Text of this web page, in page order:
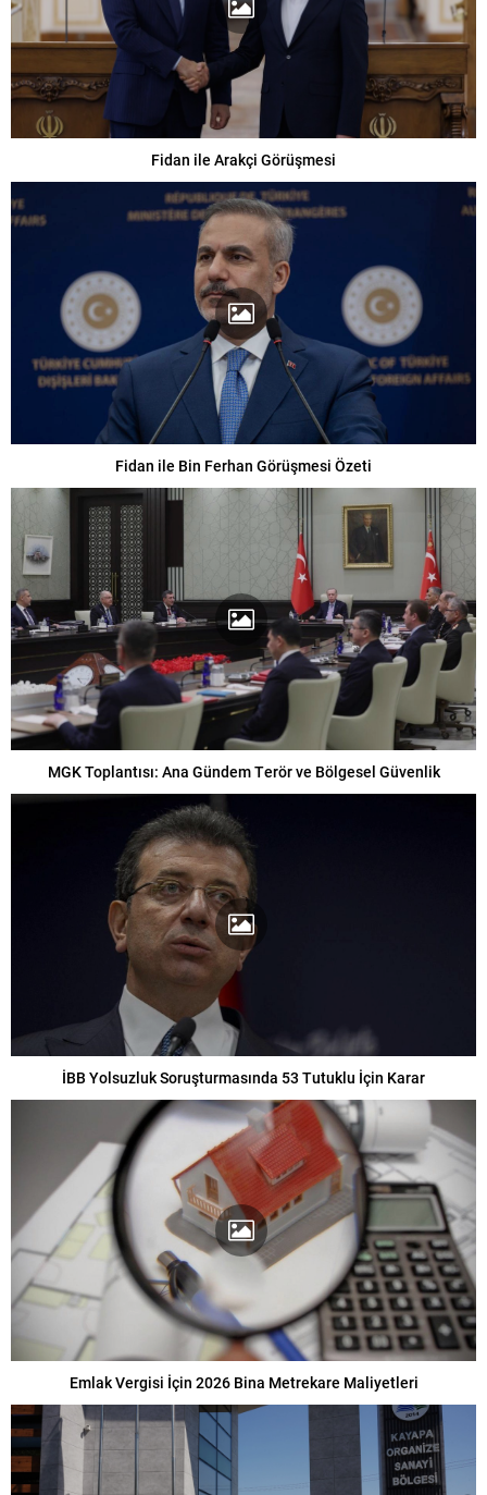
Fidan ile Arakçi Görüşmesi
Fidan ile Bin Ferhan Görüşmesi Özeti
MGK Toplantısı: Ana Gündem Terör ve Bölgesel Güvenlik
İBB Yolsuzluk Soruşturmasında 53 Tutuklu İçin Karar
Emlak Vergisi İçin 2026 Bina Metrekare Maliyetleri